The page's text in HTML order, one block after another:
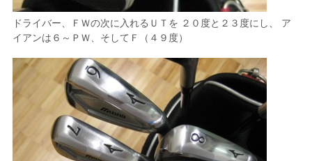
ドライバー、ＦＷの次に入れるＵＴを ２０度と２３度にし、 ア
イアンは６～ＰＷ、そしてＦ（４９度）